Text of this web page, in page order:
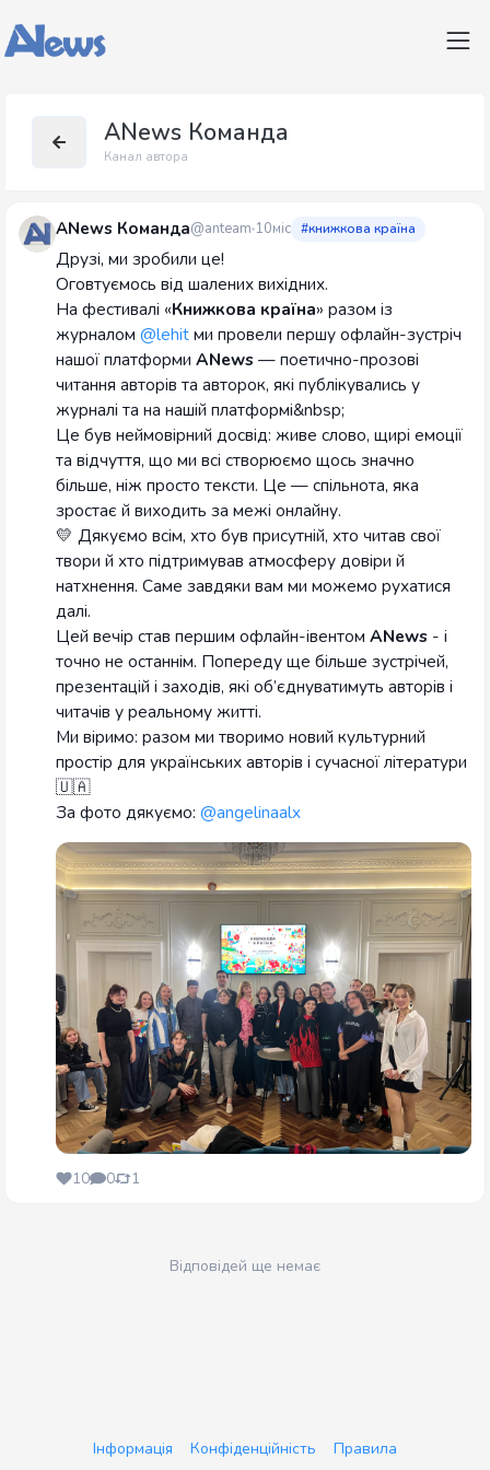
ANews Команда
Канал автора
ANews Команда@anteam 10міс #книжкова країна
Друзі, ми зробили це!
Оговтуємось від шалених вихідних.
На фестивалі «Книжкова країна» разом із
журналом @lehitми провели першу офлайн-зустріч
нашої платформи ANews— поетично-прозові
читання авторів та авторок, які публікувались у
журналі та на нашій платформі&nbsp;
Це був неймовірний досвід: живе слово, щирі емоції
та відчуття, що ми всі створюємо щось значно
більше, ніж просто тексти. Це — спільнота, яка
зростає й виходить за межі онлайну.
💛 Дякуємо всім, хто був присутній, хто читав свої
твори й хто підтримував атмосферу довіри й
натхнення. Саме завдяки вам ми можемо рухатися
далі.
Цей вечір став першим офлайн-івентом ANews - і
точно не останнім. Попереду ще більше зустрічей,
презентацій і заходів, які об’єднуватимуть авторів і
читачів у реальному житті.
Ми віримо: разом ми творимо новий культурний
простір для українських авторів і сучасної літератури
🇺🇦
За фото дякуємо: @angelinaalx
10 0 1
Відповідей ще немає
Інформація Конфіденційність Правила